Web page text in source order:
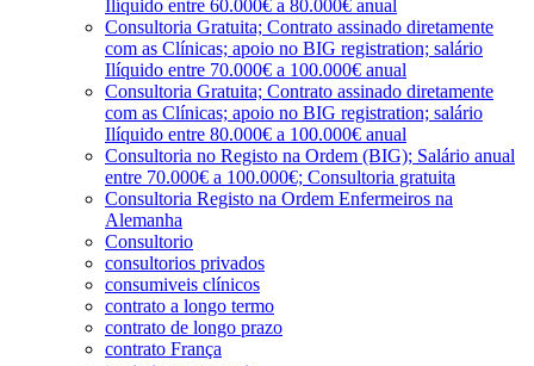
Ilíquido entre 60.000€ a 80.000€ anual
Consultoria Gratuita; Contrato assinado diretamente
com as Clínicas; apoio no BIG registration; salário
Ilíquido entre 70.000€ a 100.000€ anual
Consultoria Gratuita; Contrato assinado diretamente
com as Clínicas; apoio no BIG registration; salário
Ilíquido entre 80.000€ a 100.000€ anual
Consultoria no Registo na Ordem (BIG); Salário anual
entre 70.000€ a 100.000€; Consultoria gratuita
Consultoria Registo na Ordem Enfermeiros na
Alemanha
Consultorio
consultorios privados
consumiveis clínicos
contrato a longo termo
contrato de longo prazo
contrato França